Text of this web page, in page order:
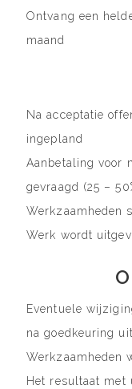
Ontvang een
maand
Na acceptatie
ingepland
Aanbetaling voor
gevraagd (25 –
Werkzaamheden
Werk wordt
Eventuele
na goedkeuring
Werkzaamheden
Het resultaat met